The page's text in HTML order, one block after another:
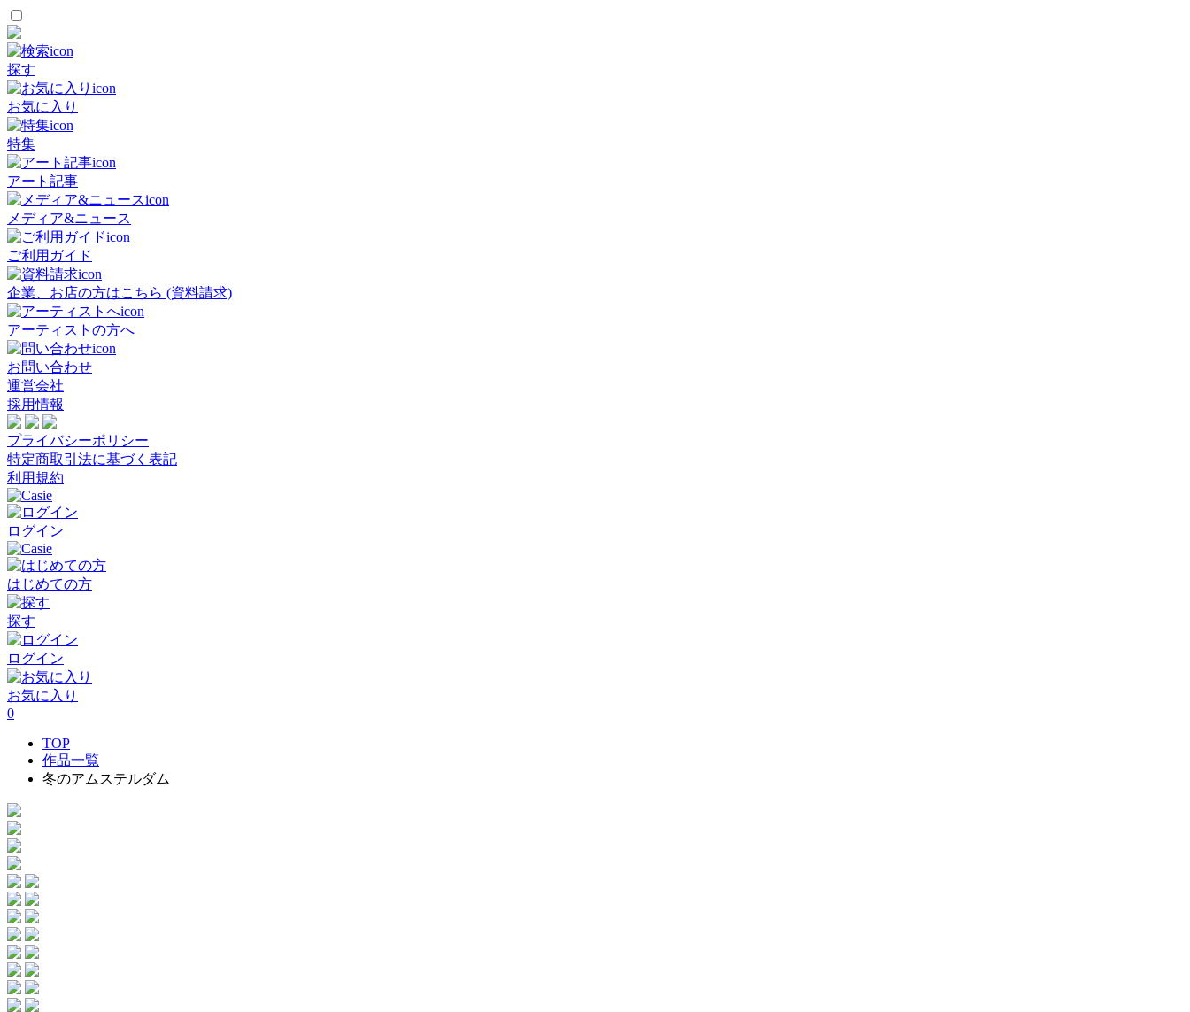
探す
お気に入り
特集
アート記事
メディア&ニュース
ご利用ガイド
企業、お店の方はこちら (資料請求)
アーティストの方へ
お問い合わせ
運営会社
採用情報
プライバシーポリシー
特定商取引法に基づく表記
利用規約
ログイン
はじめての方
探す
ログイン
お気に入り
0
TOP
作品一覧
冬のアムステルダム